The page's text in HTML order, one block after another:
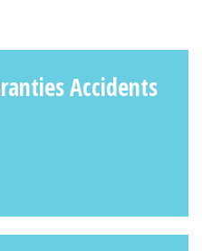
Accidents